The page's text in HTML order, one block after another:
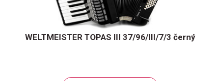
WELTMEISTER TOPAS III 37/96/III/7/3 černý